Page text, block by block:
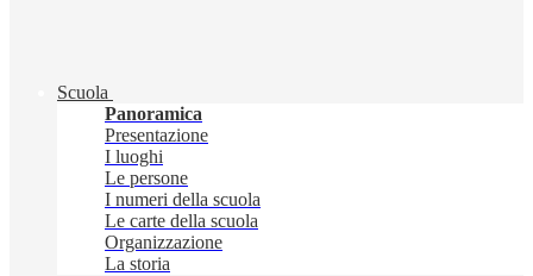
Scuola
Panoramica
Presentazione
I luoghi
Le persone
I numeri della scuola
Le carte della scuola
Organizzazione
La storia